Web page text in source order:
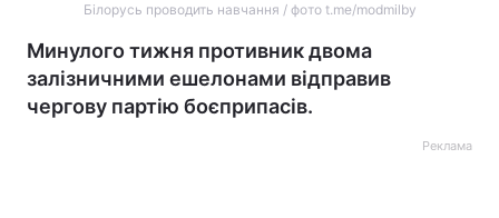
Білорусь проводить навчання / фото t.me/modmilby
Минулого тижня противник двома
залізничними ешелонами відправив
чергову партію боєприпасів.
Реклама